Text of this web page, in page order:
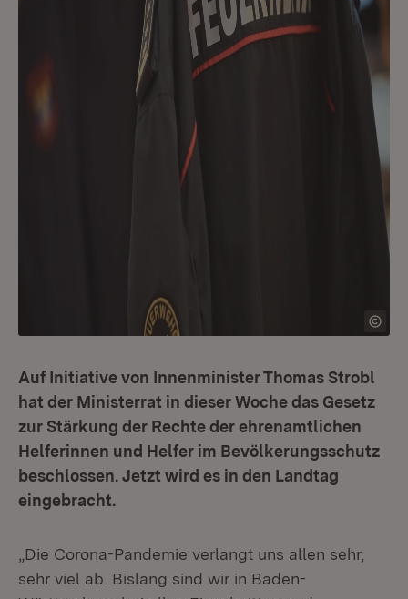
Auf Initiative von Innenminister Thomas Strobl
hat der Ministerrat in dieser Woche das Gesetz
zur Stärkung der Rechte der ehrenamtlichen
Helferinnen und Helfer im Bevölkerungsschutz
beschlossen. Jetzt wird es in den Landtag
eingebracht.
„Die Corona-Pandemie verlangt uns allen sehr,
sehr viel ab. Bislang sind wir in Baden-